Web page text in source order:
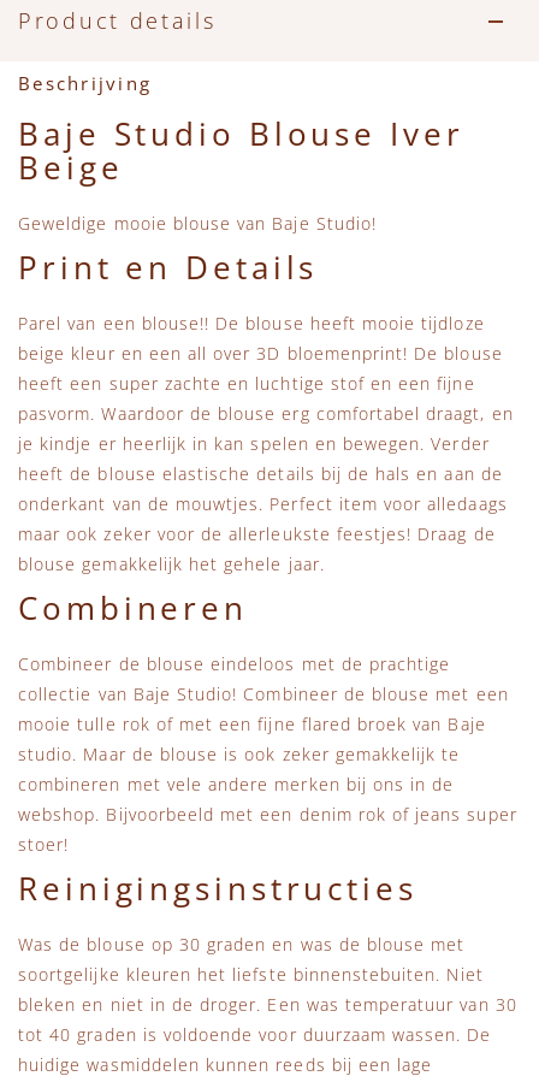
Accessoires
Zwemkleding
Zwemkleding
Feestkleding
Speelgoed
Beren, Speendoekjes en Knuffeldoekjes
Tassen
Beren
MarMar Copenhagen
Mini Rodini
+1 in the family
Piupiuchick
Play Up
Sproet & Sprout
Tiny Cottons
Product details
Beschrijving
Baje Studio Blouse Iver
Beige
Geweldige mooie blouse van Baje Studio!
Print en Details
Parel van een blouse!! De blouse heeft mooie tijdloze
beige kleur en een all over 3D bloemenprint! De blouse
heeft een super zachte en luchtige stof en een fijne
pasvorm. Waardoor de blouse erg comfortabel draagt, en
je kindje er heerlijk in kan spelen en bewegen. Verder
heeft de blouse elastische details bij de hals en aan de
onderkant van de mouwtjes. Perfect item voor alledaags
maar ook zeker voor de allerleukste feestjes! Draag de
blouse gemakkelijk het gehele jaar.
Combineren
Combineer de blouse eindeloos met de prachtige
collectie van Baje Studio! Combineer de blouse met een
mooie tulle rok of met een fijne flared broek van Baje
studio. Maar de blouse is ook zeker gemakkelijk te
combineren met vele andere merken bij ons in de
webshop. Bijvoorbeeld met een denim rok of jeans super
stoer!
Reinigingsinstructies
Was de blouse op 30 graden en was de blouse met
soortgelijke kleuren het liefste binnenstebuiten. Niet
bleken en niet in de droger. Een was temperatuur van 30
tot 40 graden is voldoende voor duurzaam wassen. De
huidige wasmiddelen kunnen reeds bij een lage